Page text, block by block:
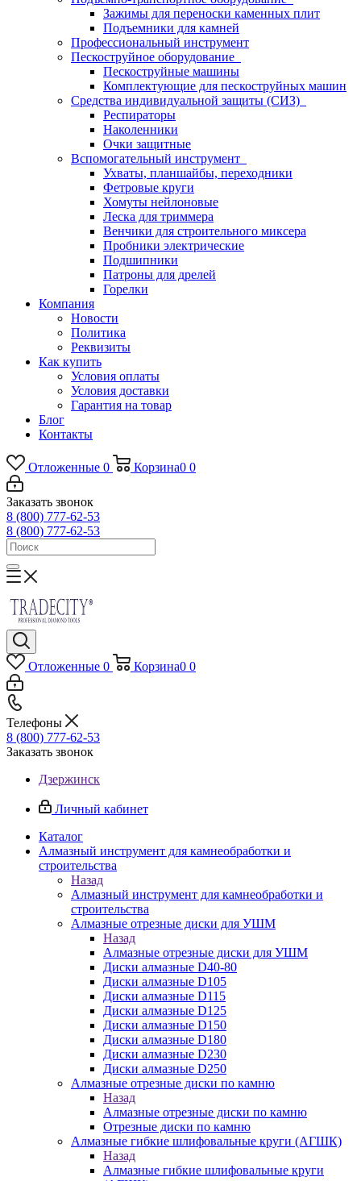
Зажимы для переноски каменных плит
Подъемники для камней
Профессиональный инструмент
Пескоструйное оборудование
Пескоструйные машины
Комплектующие для пескоструйных машин
Средства индивидуальной защиты (СИЗ)
Респираторы
Наколенники
Очки защитные
Вспомогательный инструмент
Ухваты, планшайбы, переходники
Фетровые круги
Хомуты нейлоновые
Леска для триммера
Венчики для строительного миксера
Пробники электрические
Подшипники
Патроны для дрелей
Горелки
Компания
Новости
Политика
Реквизиты
Как купить
Условия оплаты
Условия доставки
Гарантия на товар
Блог
Контакты
Отложенные 0 Корзина0 0
Заказать звонок
8 (800) 777-62-53
8 (800) 777-62-53
Отложенные 0 Корзина0 0
Телефоны
8 (800) 777-62-53
Заказать звонок
Дзержинск
Личный кабинет
Каталог
Алмазный инструмент для камнеобработки и
строительства
Назад
Алмазный инструмент для камнеобработки и
строительства
Алмазные отрезные диски для УШМ
Назад
Алмазные отрезные диски для УШМ
Диски алмазные D40-80
Диски алмазные D105
Диски алмазные D115
Диски алмазные D125
Диски алмазные D150
Диски алмазные D180
Диски алмазные D230
Диски алмазные D250
Алмазные отрезные диски по камню
Назад
Алмазные отрезные диски по камню
Отрезные диски по камню
Алмазные гибкие шлифовальные круги (АГШК)
Назад
Алмазные гибкие шлифовальные круги